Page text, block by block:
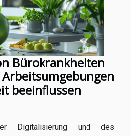
Bürokrankheiten
beeinflussen
Digitalisierung und des